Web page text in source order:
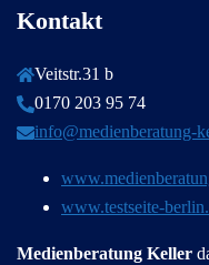
Kontakt
Veitstr.31 b
0170 203 95 74
info@medienberatung-
www.testseite-
Medienberatung Keller